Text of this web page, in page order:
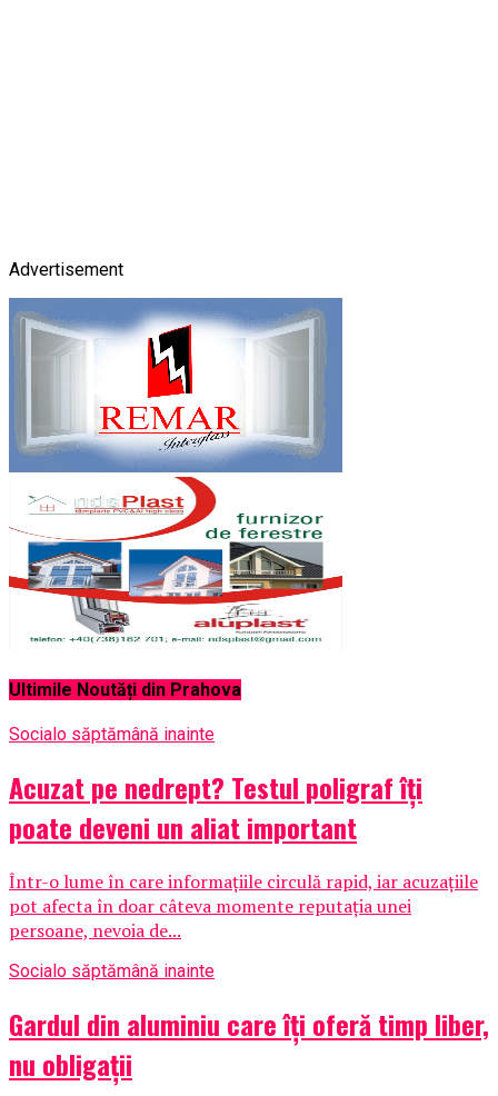
Advertisement
Ultimile Noutăți din Prahova
Social o săptămână inainte
Acuzat pe nedrept? Testul poligraf îţi
poate deveni un aliat important
Într-o lume în care informațiile circulă rapid, iar acuzațiile
pot afecta în doar câteva momente reputația unei
persoane, nevoia de...
Socialo săptămână inainte
Gardul din aluminiu care îți oferă timp liber,
nu obligații